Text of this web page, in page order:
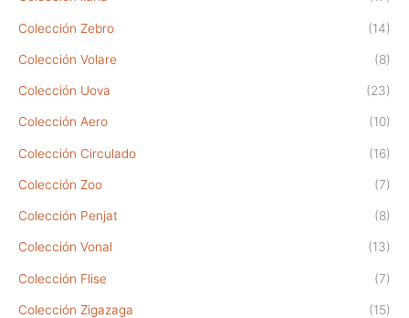
Colección Zebro (14)
Colección Volare (8)
Colección Uova (23)
Colección Aero (10)
Colección Circulado (16)
Colección Zoo (7)
Colección Penjat (8)
Colección Vonal (13)
Colección Flise (7)
Colección Zigazaga (15)